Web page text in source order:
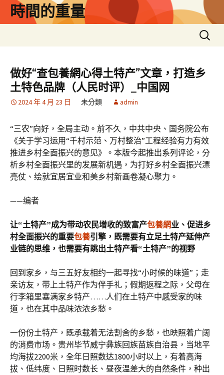
時間的重量
搜
尋
鍵
字:
做好“查包養網心得土特产”文章，打造乡
土特色品牌（人民时评）_中国网
2024 年 4 月 23 日 未分類 admin
“三农”向好，全局主动。前不久，中共中央、国务院公布
《关于学习运用“千村示范、万村整治”工程经验有力有效
推进乡村全面振兴的意见》。本版今起推出系列评论，分
析乡村全面振兴里的发展新机遇，为打好乡村全面振兴漂
亮仗、绘就宜居宜业和美乡村新画卷凝心聚力。
——编者
让“土特产”成为带动农民增收的致富产包養網业、促进乡
村全面振兴的重要包養引擎，既需要有立足土特产延伸产
业链的思维，也需要有跳出土特产看“土特产”的视野
回到家乡，与三五好友相约一起寻找“小时候的味道”；走
亲访友，带上土特产作为伴手礼；假期返程之际，父母在
行李箱里塞满家乡特产……人们在土特产中感受家的味
道，也在其中品味浓浓乡愁。
一份份土特产，既承载着无法割舍的乡愁，也映照着广阔
的消费市场。贵州毕节威宁彝族回族苗族自治县，当地平
均海拔2200米，全年日照数达1800小时以上，有着高海
拔、低纬度、日照时数长、昼夜温差大的自然条件，种出